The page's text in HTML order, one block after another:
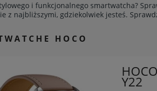
i funkcjonalnego smartwatcha?
z najbliższymi, gdziekolwiek jesteś.
HOCO
Y22